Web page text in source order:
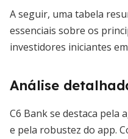
A seguir, uma tabela
essenciais sobre os
investidores iniciantes
Análise
C6 Bank se destaca pela
e pela robustez do app.